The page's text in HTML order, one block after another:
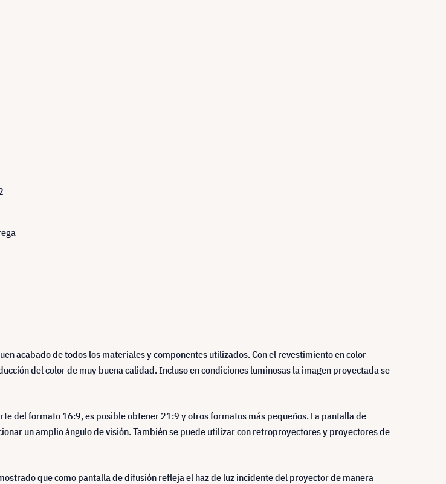
acabado de todos los materiales y componentes utilizados. Con el revestimiento en color
del color de muy buena calidad. Incluso en condiciones luminosas la imagen proyectada se
del formato 16:9, es posible obtener 21:9 y otros formatos más pequeños. La pantalla de
un amplio ángulo de visión. También se puede utilizar con retroproyectores y proyectores de
que como pantalla de difusión refleja el haz de luz incidente del proyector de manera